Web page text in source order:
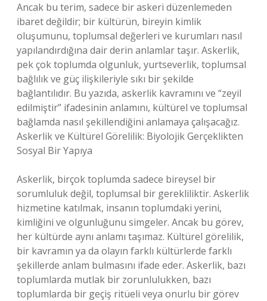
Ancak bu terim, sadece bir askeri düzenlemeden
ibaret değildir; bir kültürün, bireyin kimlik
oluşumunu, toplumsal değerleri ve kurumları nasıl
yapılandırdığına dair derin anlamlar taşır. Askerlik,
pek çok toplumda olgunluk, yurtseverlik, toplumsal
bağlılık ve güç ilişkileriyle sıkı bir şekilde
bağlantılıdır. Bu yazıda, askerlik kavramını ve “zeyil
edilmiştir” ifadesinin anlamını, kültürel ve toplumsal
bağlamda nasıl şekillendiğini anlamaya çalışacağız.
Askerlik ve Kültürel Görelilik: Biyolojik Gerçeklikten
Sosyal Bir Yapıya
Askerlik, birçok toplumda sadece bireysel bir
sorumluluk değil, toplumsal bir gerekliliktir. Askerlik
hizmetine katılmak, insanın toplumdaki yerini,
kimliğini ve olgunluğunu simgeler. Ancak bu görev,
her kültürde aynı anlamı taşımaz. Kültürel görelilik,
bir kavramın ya da olayın farklı kültürlerde farklı
şekillerde anlam bulmasını ifade eder. Askerlik, bazı
toplumlarda mutlak bir zorunlulukken, bazı
toplumlarda bir geçiş ritüeli veya onurlu bir görev